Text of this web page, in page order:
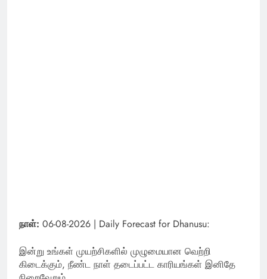
நாள்: 06-08-2026 | Daily Forecast for Dhanusu:
இன்று உங்கள் முயற்சிகளில் முழுமையான வெற்றி
கிடைக்கும், நீண்ட நாள் தடைப்பட்ட காரியங்கள் இனிதே